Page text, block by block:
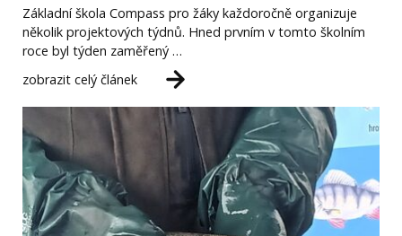
Základní škola Compass pro žáky každoročně organizuje
několik projektových týdnů. Hned prvním v tomto školním
roce byl týden zaměřený …
zobrazit celý článek